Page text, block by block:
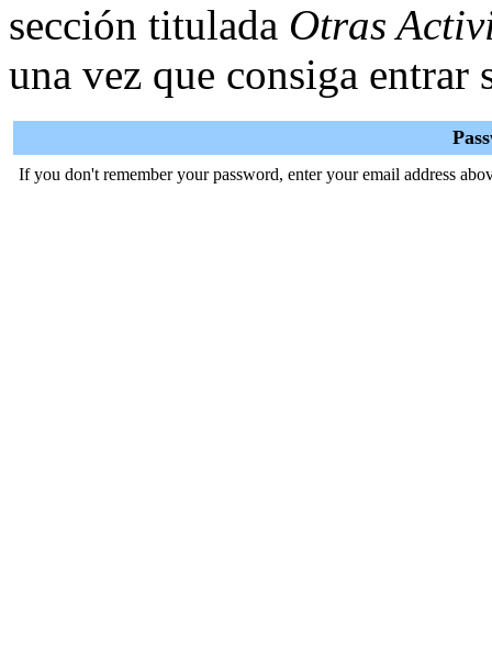
sección titulada Otras
una vez que consiga entrar
If you don't remember your password, enter your email address